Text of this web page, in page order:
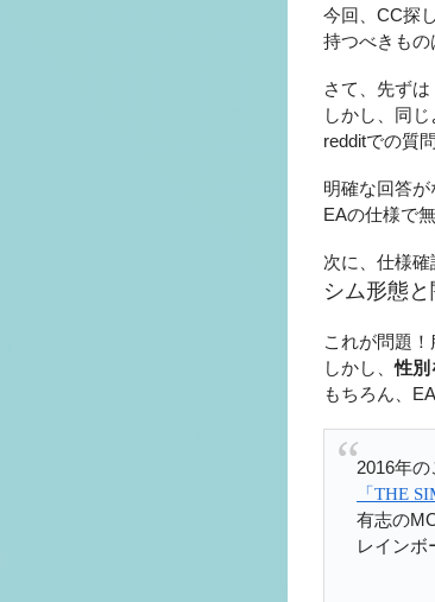
今回、CC探
持つべきも
さて、先ず
しかし、同じ
redditでの質
明確な回答
EAの仕様で
次に、仕様
シム形態
これが問題
しかし、性別
もちろん、
2016年
「THE
有志の
レインボ